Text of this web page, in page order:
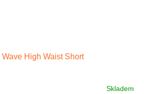
Wave High Waist Short
Skladem